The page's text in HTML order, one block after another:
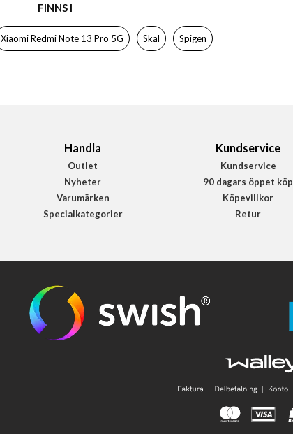
Greppvänlig
Mjukplast (TPU)
FINNS I
Xiaomi Redmi Note 13 Pro 5G Skal Spigen
Handla
Outlet
Nyheter
Varumärken
Specialkategorier
Kundservice
Kundservice
90 dagars öppet köp
Köpevillkor
Retur